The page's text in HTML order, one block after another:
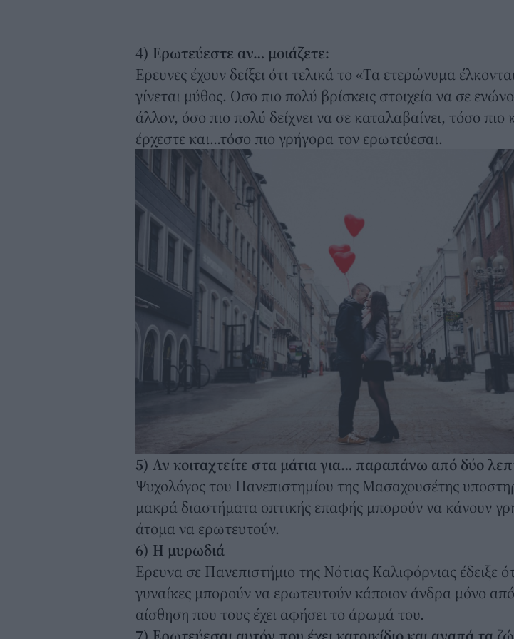
4) Ερωτεύεστε αν… μοιάζετε:
Ερευνες έχουν δείξει ότι τελικά το «Τα ετερώνυμα
γίνεται μύθος. Οσο πιο πολύ βρίσκεις στοιχεία να σε
άλλον, όσο πιο πολύ δείχνει να σε καταλαβαίνει, τόσο πιο
έρχεστε και…τόσο πιο γρήγορα τον ερωτεύεσαι.
5) Αν κοιταχτείτε στα μάτια για… παραπάνω από δύο
Ψυχολόγος του Πανεπιστημίου της Μασαχουσέτης
μακρά διαστήματα οπτικής επαφής μπορούν να κάνουν
άτομα να ερωτευτούν.
6) Η μυρωδιά
Ερευνα σε Πανεπιστήμιο της Νότιας Καλιφόρνιας έδειξε
γυναίκες μπορούν να ερωτευτούν κάποιον άνδρα μόνο
αίσθηση που τους έχει αφήσει το άρωμά του.